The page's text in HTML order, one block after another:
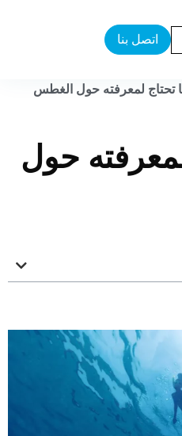
اتصل بنا
تحتاج لمعرفته حول الغطس
حول